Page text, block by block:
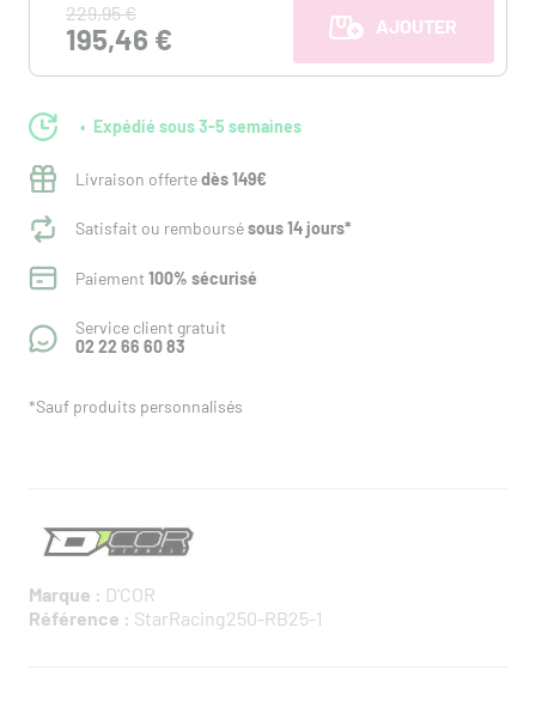
229,95 €
195,46 € AJOUTER AU
Expédié sous 3-5 semaines
Livraison offertedès 149€
Satisfait ou remboursésous 14 jours*
Paiement100% sécurisé
Service client gratuit
02 22 66 60 83
*Sauf produits personnalisés
Marque : D'COR
Référence : StarRacing250-RB25-1